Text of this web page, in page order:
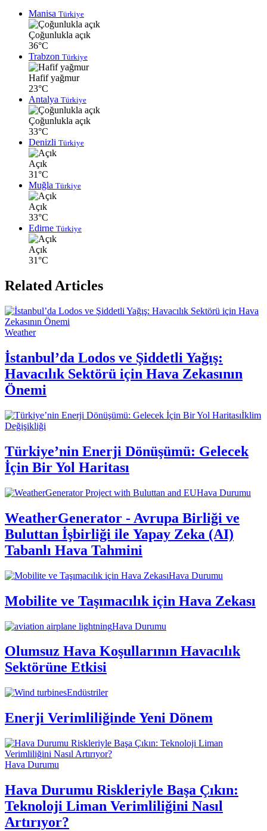
Manisa Türkiye
Çoğunlukla açık
36°C
Trabzon Türkiye
Hafif yağmur
23°C
Antalya Türkiye
Çoğunlukla açık
33°C
Denizli Türkiye
Açık
31°C
Muğla Türkiye
Açık
33°C
Edirne Türkiye
Açık
31°C
Related Articles
Weather
İstanbul’da Lodos ve Şiddetli Yağış:
Havacılık Sektörü için Hava Zekasının
Önemi
İklim
Değişikliği
Türkiye’nin Enerji Dönüşümü: Gelecek
İçin Bir Yol Haritası
Hava Durumu
WeatherGenerator - Avrupa Birliği ve
Buluttan İşbirliği ile Yapay Zeka (AI)
Tabanlı Hava Tahmini
Hava Durumu
Mobilite ve Taşımacılık için Hava Zekası
Hava Durumu
Olumsuz Hava Koşullarının Havacılık
Sektörüne Etkisi
Endüstriler
Enerji Verimliliğinde Yeni Dönem
Hava Durumu
Hava Durumu Riskleriyle Başa Çıkın:
Teknoloji Liman Verimliliğini Nasıl
Artırıyor?